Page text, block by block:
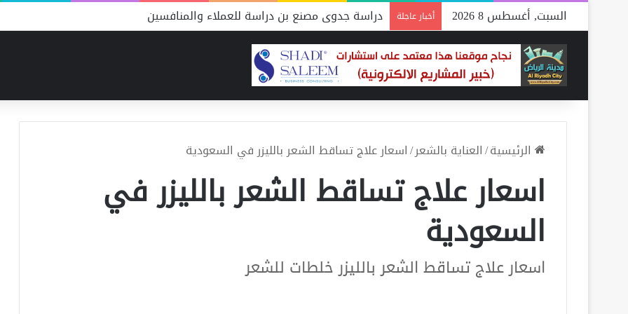
السبت, أغسطس 8 2026 أخبار عاجلة دراسة جدوى مصنع بن دراسة للعملاء والمنافسين
الرئيسية/العناية بالشعر/اسعار علاج تساقط الشعر بالليزر في السعودية
اسعار علاج تساقط الشعر بالليزر في
السعودية
اسعار علاج تساقط الشعر بالليزر خلطات للشعر